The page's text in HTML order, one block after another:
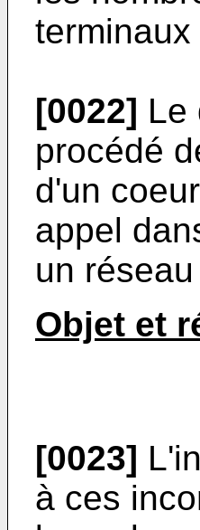
[0022] Le
procédé
d'un
appel
un
Objet et
[0023]
à ces